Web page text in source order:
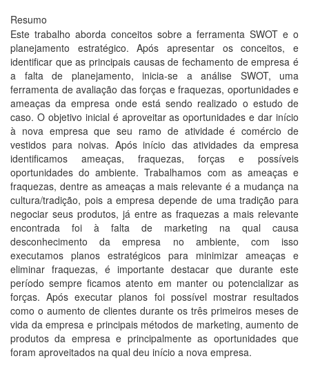
Resumo
Este trabalho aborda conceitos sobre a ferramenta SWOT e o
planejamento estratégico. Após apresentar os conceitos, e
identificar que as principais causas de fechamento de empresa é
a falta de planejamento, inicia-se a análise SWOT, uma
ferramenta de avaliação das forças e fraquezas, oportunidades e
ameaças da empresa onde está sendo realizado o estudo de
caso. O objetivo inicial é aproveitar as oportunidades e dar início
à nova empresa que seu ramo de atividade é comércio de
vestidos para noivas. Após início das atividades da empresa
identificamos ameaças, fraquezas, forças e possíveis
oportunidades do ambiente. Trabalhamos com as ameaças e
fraquezas, dentre as ameaças a mais relevante é a mudança na
cultura/tradição, pois a empresa depende de uma tradição para
negociar seus produtos, já entre as fraquezas a mais relevante
encontrada foi à falta de marketing na qual causa
desconhecimento da empresa no ambiente, com isso
executamos planos estratégicos para minimizar ameaças e
eliminar fraquezas, é importante destacar que durante este
período sempre ficamos atento em manter ou potencializar as
forças. Após executar planos foi possível mostrar resultados
como o aumento de clientes durante os três primeiros meses de
vida da empresa e principais métodos de marketing, aumento de
produtos da empresa e principalmente as oportunidades que
foram aproveitados na qual deu início a nova empresa.